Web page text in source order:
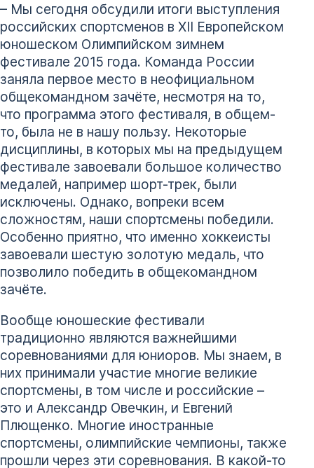
– Мы сегодня обсудили итоги выступления
российских спортсменов в XII Европейском
юношеском Олимпийском зимнем
фестивале 2015 года. Команда России
заняла первое место в неофициальном
общекомандном зачёте, несмотря на то,
что программа этого фестиваля, в общем-
то, была не в нашу пользу. Некоторые
дисциплины, в которых мы на предыдущем
фестивале завоевали большое количество
медалей, например шорт-трек, были
исключены. Однако, вопреки всем
сложностям, наши спортсмены победили.
Особенно приятно, что именно хоккеисты
завоевали шестую золотую медаль, что
позволило победить в общекомандном
зачёте.
Вообще юношеские фестивали
традиционно являются важнейшими
соревнованиями для юниоров. Мы знаем, в
них принимали участие многие великие
спортсмены, в том числе и российские –
это и Александр Овечкин, и Евгений
Плющенко. Многие иностранные
спортсмены, олимпийские чемпионы, также
прошли через эти соревнования. В какой-то